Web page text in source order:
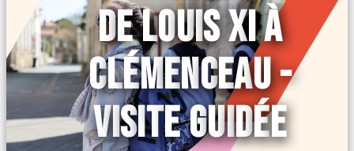
DE LOUIS XI À
CLÉMENCEAU -
VISITE GUIDÉE